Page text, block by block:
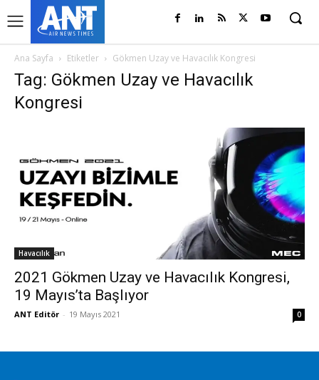
Ana Sayfa Etiketler Gökmen Uzay ve Havacılık Kongresi
Tag: Gökmen Uzay ve Havacılık
Kongresi
Havacılık
2021 Gökmen Uzay ve Havacılık Kongresi,
19 Mayıs’ta Başlıyor
ANT Editör - 19 Mayıs 2021 0